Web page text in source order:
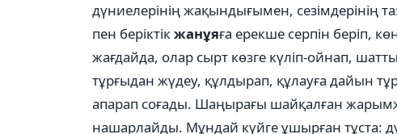
дүниелерінің жақындығымен, сезімдерінің
пен беріктікжанұяға ерекше серпін беріп,
жағдайда, олар сырт көзге күліп-ойнап,
тұрғыдан жүдеу, құлдырап, құлауға дайын
апарап соғады. Шаңырағы шайқалған
нашарлайды. Мұндай күйге ұшырған тұста: